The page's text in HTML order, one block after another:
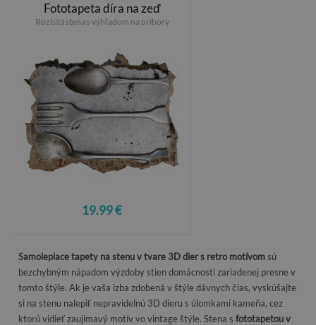
Fototapeta díra na zeď
Rozbitá stena s výhľadom na príbory
19.99 €
Samolepiace tapety na stenu v tvare 3D dier s retro motívomsú
bezchybným nápadom výzdoby stien domácnosti zariadenej presne v
tomto štýle. Ak je vaša izba zdobená v štýle dávnych čias, vyskúšajte
si na stenu nalepiť nepravidelnú 3D dieru s úlomkami kameňa, cez
ktorú vidieť zaujímavý motív vo vintage štýle. Stena s fototapetou v